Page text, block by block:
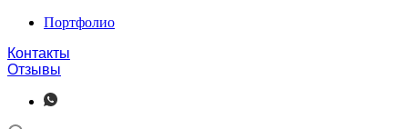
Портфолио
Контакты
Отзывы